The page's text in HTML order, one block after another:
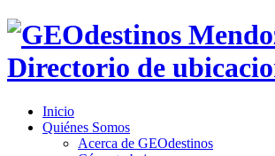
Inicio
Quiénes Somos
Acerca de GEOdestinos